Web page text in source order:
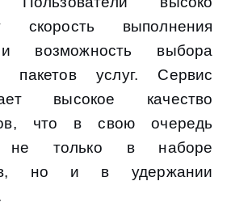
скорость выполнения
возможность выбора
пакетов услуг. Сервис
высокое качество
что в свою очередь
не только в наборе
но и в удержании